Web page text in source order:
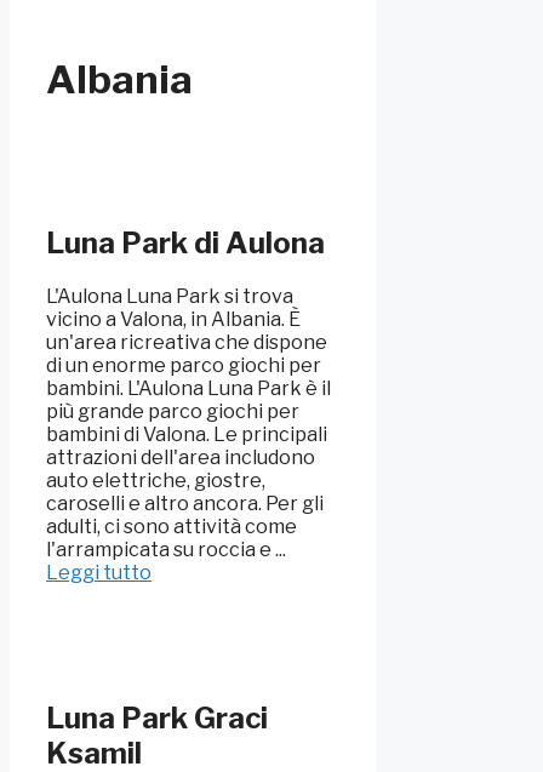
Albania
Luna Park di Aulona
L'Aulona Luna Park si trova
vicino a Valona, in Albania. È
un'area ricreativa che dispone
di un enorme parco giochi per
bambini. L'Aulona Luna Park è il
più grande parco giochi per
bambini di Valona. Le principali
attrazioni dell'area includono
auto elettriche, giostre,
caroselli e altro ancora. Per gli
adulti, ci sono attività come
l'arrampicata su roccia e ...
Leggi tutto
Luna Park Graci
Ksamil